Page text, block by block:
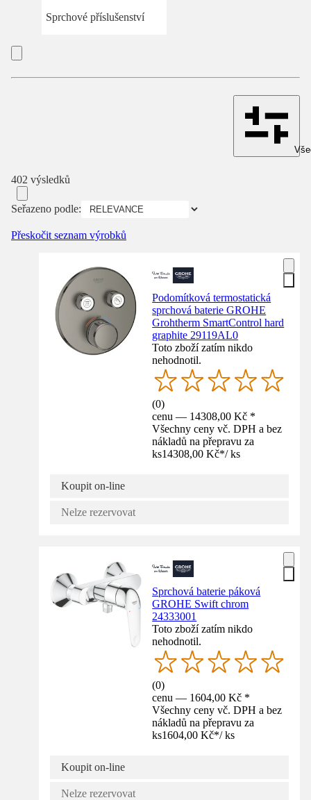
Sprchové příslušenství
402 výsledků
Seřazeno podle:
Přeskočit seznam výrobků
Podomítková termostatická
sprchová baterie GROHE
Grohtherm SmartControl hard
graphite 29119AL0
Toto zboží zatím nikdo
nehodnotil.
(0)
cenu — 14308,00 Kč *
Všechny ceny vč. DPH a bez
nákladů na přepravu za
ks14308,00 Kč*/ ks
Koupit on-line
Nelze rezervovat
Sprchová baterie páková
GROHE Swift chrom
24333001
Toto zboží zatím nikdo
nehodnotil.
(0)
cenu — 1604,00 Kč *
Všechny ceny vč. DPH a bez
nákladů na přepravu za
ks1604,00 Kč*/ ks
Koupit on-line
Nelze rezervovat